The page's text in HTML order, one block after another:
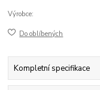
Výrobce:
Do oblíbených
Kompletní specifikace